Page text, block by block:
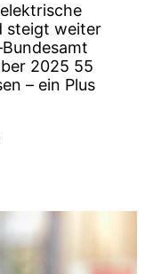
steigt weiter
2025 55
– ein Plus